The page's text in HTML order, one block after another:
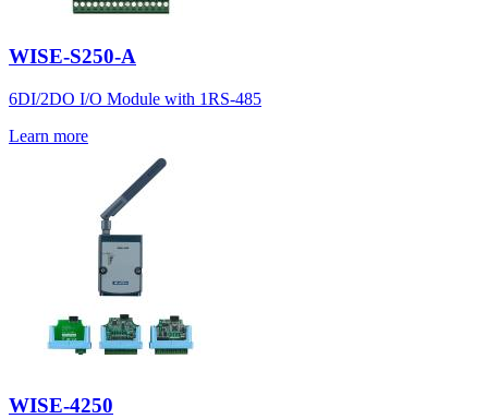
WISE-S250-A
6DI/2DO I/O Module with 1RS-485
Learn more
WISE-4250